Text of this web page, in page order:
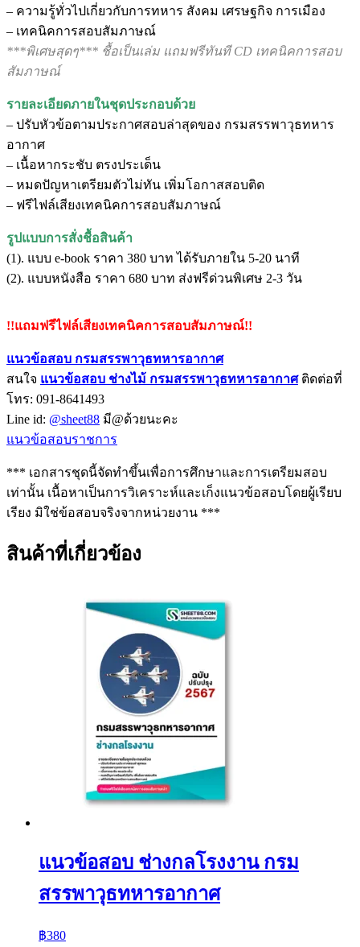
– ความรู้ทั่วไปเกี่ยวกับการทหาร สังคม เศรษฐกิจ การเมือง
– เทคนิคการสอบสัมภาษณ์
***พิเศษสุดๆ*** ชื้อเป็นเล่ม แถมฟรีทันที CD เทคนิคการสอบ
สัมภาษณ์
รายละเอียดภายในชุดประกอบด้วย
– ปรับหัวข้อตามประกาศสอบล่าสุดของ กรมสรรพาวุธทหาร
อากาศ
– เนื้อหากระชับ ตรงประเด็น
– หมดปัญหาเตรียมตัวไม่ทัน เพิ่มโอกาสสอบติด
– ฟรีไฟล์เสียงเทคนิคการสอบสัมภาษณ์
รูปแบบการสั่งชื้อสินค้า
(1). แบบ e-book ราคา 380 บาท ได้รับภายใน 5-20 นาที
(2). แบบหนังสือ ราคา 680 บาท ส่งฟรีด่วนพิเศษ 2-3 วัน
!!แถมฟรีไฟล์เสียงเทคนิคการสอบสัมภาษณ์!!
แนวข้อสอบ กรมสรรพาวุธทหารอากาศ
สนใจ แนวข้อสอบ ช่างไม้ กรมสรรพาวุธทหารอากาศติดต่อที่
โทร: 091-8641493
Line id: @sheet88 มี@ด้วยนะคะ
แนวข้อสอบราชการ
*** เอกสารชุดนี้จัดทำขึ้นเพื่อการศึกษาและการเตรียมสอบ
เท่านั้น เนื้อหาเป็นการวิเคราะห์และเก็งแนวข้อสอบโดยผู้เรียบ
เรียง มิใช่ข้อสอบจริงจากหน่วยงาน ***
สินค้าที่เกี่ยวข้อง
แนวข้อสอบ ช่างกลโรงงาน กรม
สรรพาวุธทหารอากาศ
฿380